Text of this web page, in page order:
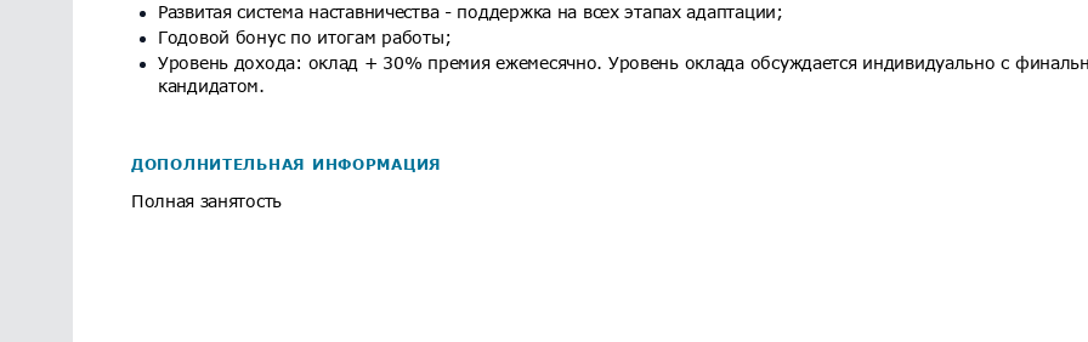
Развитая система наставничества - поддержка на всех этапах адаптации;
Годовой бонус по итогам работы;
Уровень дохода: оклад + 30% премия ежемесячно. Уровень оклада обсуждается индивидуально с
кандидатом.
ДОПОЛНИТЕЛЬНАЯ ИНФОРМАЦИЯ
Полная занятость